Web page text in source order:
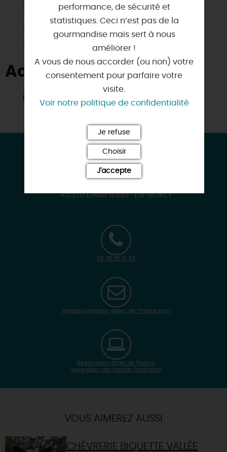
Activités à proximité
CONTACT & LOCALISATION
Gîte du lac
11 Rue d'en Bas
45570 DAMPIERRE-EN-BURLY
09 78 35 01 65
resa@chambres-gites-de-france.com
Réservation Gîtes de France
www.gites-de-france-loiret.com
VOUS AIMEREZ AUSSI
CHÈVRERIE BIQUETTE VALLÉE
performance, de sécurité et
statistiques. Ceci n’est pas de la
gourmandise mais sert à nous
améliorer !
A vous de nous accorder (ou non) votre
consentement pour parfaire votre
visite.
Voir notre politique de confidentialité
Je refuse
Choisir
J'accepte